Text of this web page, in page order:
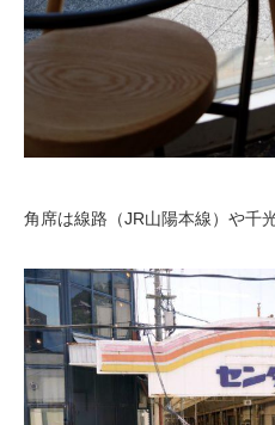
角席は線路（JR山陽本線）や千